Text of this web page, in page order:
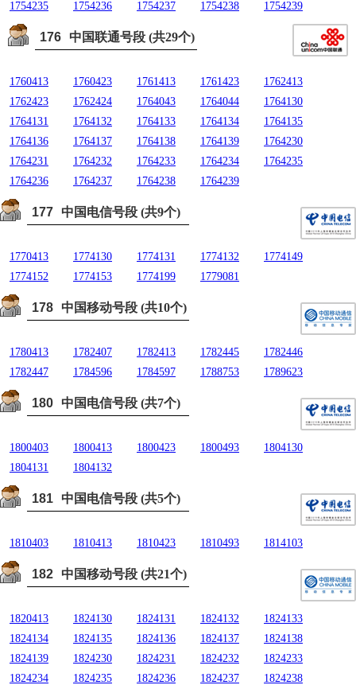
1754235 1754236 1754237 1754238 1754239
176 中国联通号段 (共29个)
1760413 1760423 1761413 1761423
1762413
1762423
1762424 1764043 1764044
1764130
1764131
1764132 1764133 1764134
1764135
1764136
1764137 1764138 1764139
1764230
1764231
1764232 1764233 1764234
1764235
1764236
1764237 1764238 1764239
177 中国电信号段 (共9个)
1770413 1774130 1774131 1774132
1774149
1774152
1774153 1774199 1779081
178 中国移动号段 (共10个)
1780413 1782407 1782413 1782445
1782446
1782447
1784596 1784597 1788753 1789623
180 中国电信号段 (共7个)
1800403 1800413 1800423 1800493
1804130
1804131
1804132
181 中国电信号段 (共5个)
1810403 1810413 1810423 1810493 1814103
182 中国移动号段 (共21个)
1820413 1824130 1824131 1824132
1824133
1824134
1824135 1824136 1824137
1824138
1824139
1824230 1824231 1824232
1824233
1824234
1824235 1824236 1824237
1824238